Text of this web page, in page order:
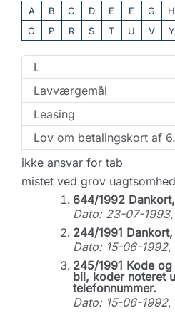
A B C D E F G H
O
P R S T U V Y
L
Lavværgemål
Leasing
Lov om betalingskort af
ikke ansvar for tab
mistet ved grov uagtsomhed
644/1992
Dato: 23-07-1993,
244/1991
Dato: 15-06-1992,
245/1991 Kode
bil, koder noteret
telefonnummer.
Dato: 15-06-1992,